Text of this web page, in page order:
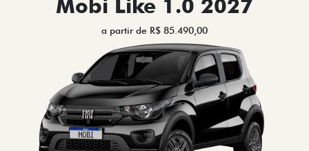
Mobi Like 1.0 2027
a partir de R$ 85.490,00